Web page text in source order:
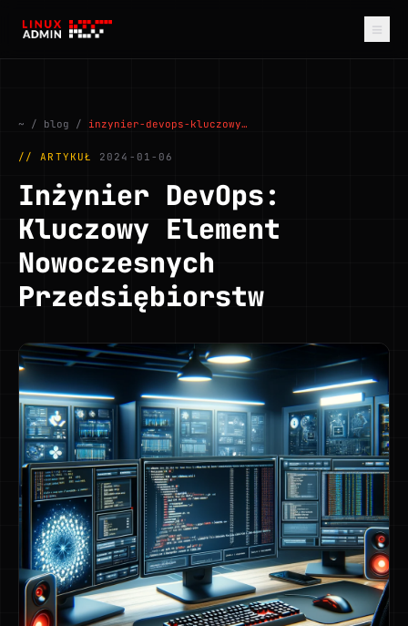
≡
~ / blog / inzynier-devops-kluczowy…
// ARTYKUŁ 2024-01-06
Inżynier DevOps:
Kluczowy Element
Nowoczesnych
Przedsiębiorstw